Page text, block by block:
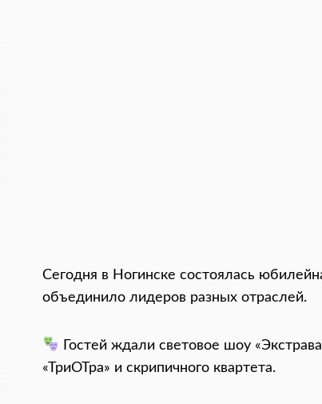
Сегодня в Ногинске состоялась
объединило лидеров разных отраслей.
Гостей ждали световое шоу
«ТриОТра» и скрипичного квартета.